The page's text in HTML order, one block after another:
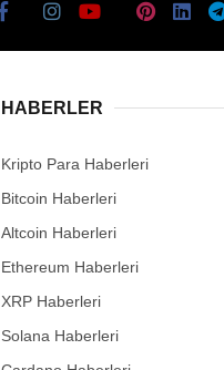
HABERLER
Kripto Para Haberleri
Bitcoin Haberleri
Altcoin Haberleri
Ethereum Haberleri
XRP Haberleri
Solana Haberleri